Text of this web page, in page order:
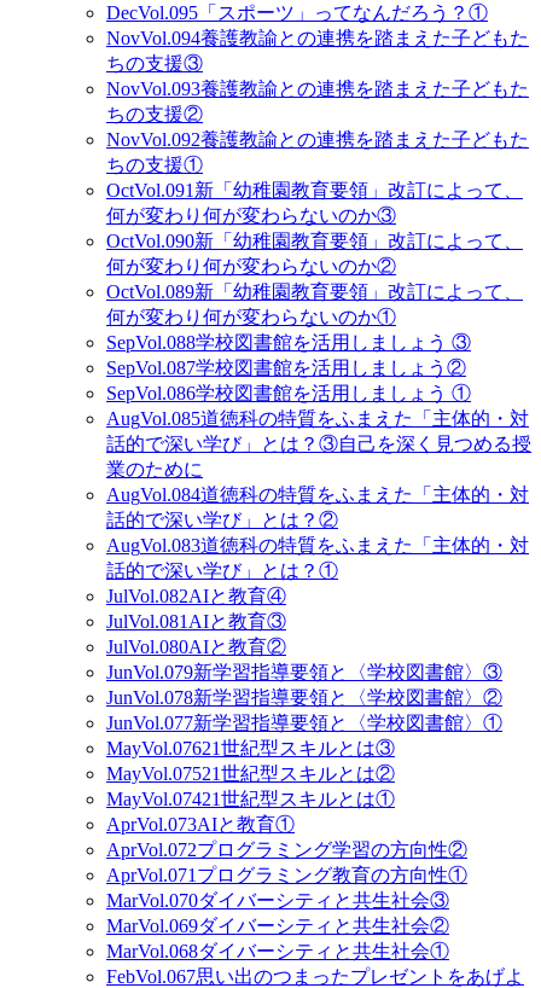
DecVol.095 「スポーツ」ってなんだろう？①
NovVol.094養護教諭との連携を踏まえた子どもた
ちの支援③
NovVol.093養護教諭との連携を踏まえた子どもた
ちの支援②
NovVol.092養護教諭との連携を踏まえた子どもた
ちの支援①
OctVol.091 新「幼稚園教育要領」改訂によって、
何が変わり何が変わらないのか③
OctVol.090新「幼稚園教育要領」改訂によって、
何が変わり何が変わらないのか②
OctVol.089新「幼稚園教育要領」改訂によって、
何が変わり何が変わらないのか①
SepVol.088学校図書館を活用しましょう ③
SepVol.087学校図書館を活用しましょう②
SepVol.086学校図書館を活用しましょう ①
AugVol.085道徳科の特質をふまえた「主体的・対
話的で深い学び」とは？③自己を深く見つめる授
業のために
AugVol.084道徳科の特質をふまえた「主体的・対
話的で深い学び」とは？②
AugVol.083道徳科の特質をふまえた「主体的・対
話的で深い学び」とは？①
JulVol.082AIと教育④
JulVol.081 AIと教育③
JulVol.080AIと教育②
JunVol.079新学習指導要領と〈学校図書館〉③
JunVol.078新学習指導要領と〈学校図書館〉②
JunVol.077新学習指導要領と〈学校図書館〉①
MayVol.07621世紀型スキルとは③
MayVol.07521世紀型スキルとは②
MayVol.07421世紀型スキルとは①
AprVol.073AIと教育①
AprVol.072プログラミング学習の方向性②
AprVol.071 プログラミング教育の方向性①
MarVol.070ダイバーシティと共生社会③
MarVol.069ダイバーシティと共生社会②
MarVol.068ダイバーシティと共生社会①
FebVol.067思い出のつまったプレゼントをあげよ